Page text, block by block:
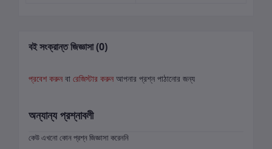
বই সংক্রান্ত জিজ্ঞাসা (0)
প্রবেশ করুন বা রেজিস্টার করুন আপনার প্রশ্ন পাঠানোর জন্য
অন্যান্য প্রশ্নাবলী
কেউ এখনো কোন প্রশ্ন জিজ্ঞাসা করেননি